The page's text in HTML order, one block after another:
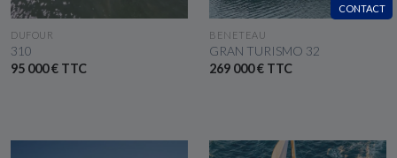
CONTACT
VOIR LE BATEAU
DUFOUR
310
95 000 € TTC
VOIR LE BATEAU
BENETEAU
GRAN TURISMO 32
269 000 € TTC